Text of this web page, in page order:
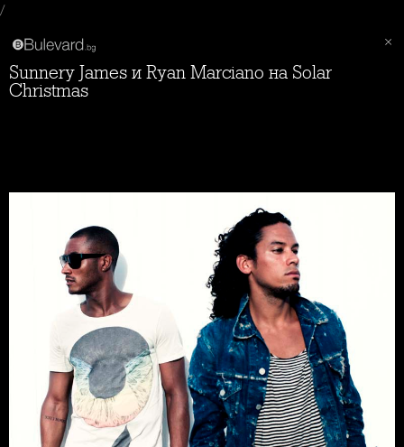
/
Sunnery James и Ryan Marciano на Solar
Christmas